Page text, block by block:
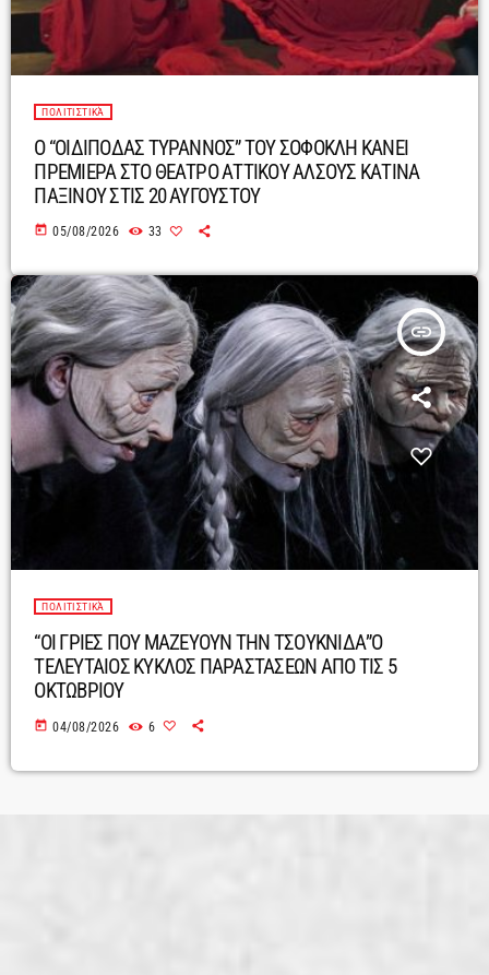
ΠΟΛΙΤΙΣΤΙΚΆ
Ο “ΟΙΔΙΠΟΔΑΣ ΤΥΡΑΝΝΟΣ” ΤΟΥ ΣΟΦΟΚΛΗ ΚΑΝΕΙ
ΠΡΕΜΙΕΡΑ ΣΤΟ ΘΕΑΤΡΟ ΑΤΤΙΚΟΥ ΑΛΣΟΥΣ ΚΑΤΙΝΑ
ΠΑΞΙΝΟΥ ΣΤΙΣ 20 ΑΥΓΟΥΣΤΟΥ
today 05/08/2026 33
insert_link
ΠΟΛΙΤΙΣΤΙΚΆ
“ΟΙ ΓΡΙΕΣ ΠΟΥ ΜΑΖΕΥΟΥΝ ΤΗΝ ΤΣΟΥΚΝΙΔΑ”Ο
ΤΕΛΕΥΤΑΙΟΣ ΚΥΚΛΟΣ ΠΑΡΑΣΤΑΣΕΩΝ ΑΠΟ ΤΙΣ 5
ΟΚΤΩΒΡΙΟΥ
today 04/08/2026 6